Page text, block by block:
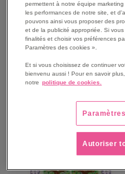
20,90 €
25,08 € TTC
AJOUTER VOIR
permettent à notre équipe
les performances de notre site, et
pouvons ainsi vous proposer des
et de la publicité appropriée. Si
finalités et choisir vos préférences
Paramètres des cookies ».
Et si vous choisissez de continuer
bienvenu aussi ! Pour en savoir
notre politique de cookies.
Autoriser